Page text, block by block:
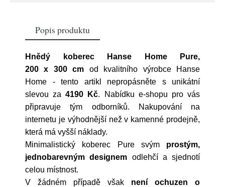
Popis produktu
Hnědý koberec Hanse Home Pure,
200 x 300 cm od kvalitního výrobce
Hanse
Home - tento artikl nepropásněte s unikátní
slevou za4190 Kč. Nabídku e-shopu pro vás
připravuje tým odborníků. Nakupování na
internetu je výhodnější než v kamenné prodejně,
která má vyšší náklady.
Minimalistický koberec Pure svým prostým,
jednobarevným designem odlehčí a sjednotí
celou místnost.
V žádném případě však není ochuzen o